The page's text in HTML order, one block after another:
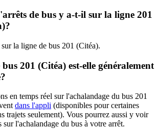
de bus y a-t-il sur la ligne 201
la ligne de bus 201 (Citéa).
201 (Citéa) est-elle généralement
en temps réel sur l'achalandage du bus 201
dans l'appli (disponibles pour certaines
trajets seulement). Vous pourrez aussi y voir
sur l'achalandage du bus à votre arrêt.